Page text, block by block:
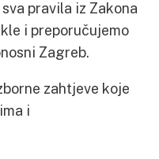
pravila iz Zakona
i preporučujemo
Zagreb.
zahtjeve koje
i